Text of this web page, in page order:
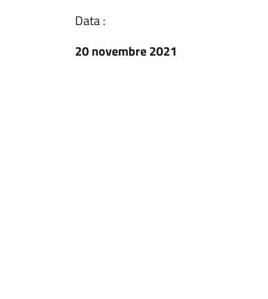
Data :
20 novembre 2021